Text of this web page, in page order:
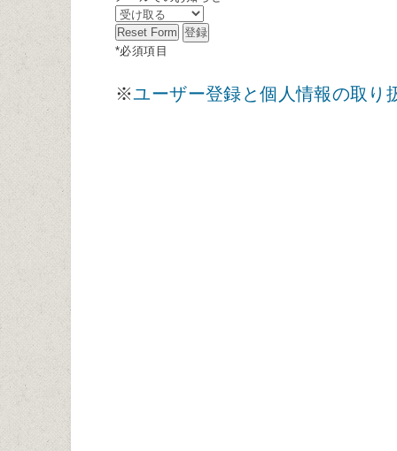
*必須項目
※ユーザー登録と個人情報の取り